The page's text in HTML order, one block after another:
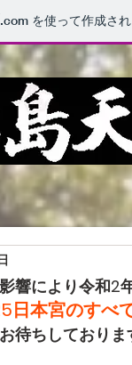
.com を使って作成さ
響により令和2
日本宮のすべ
待ちしておりま